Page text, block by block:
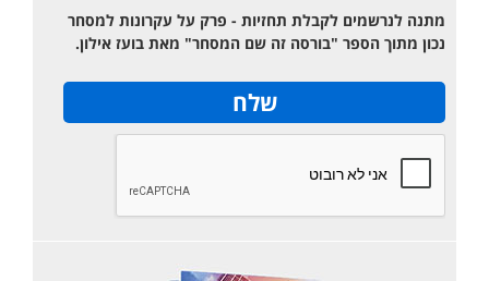
מתנה לנרשמים לקבלת תחזיות - פרק על עקרונות למסחר
נכון מתוך הספר "בורסה זה שם המסחר" מאת בועז אילון.